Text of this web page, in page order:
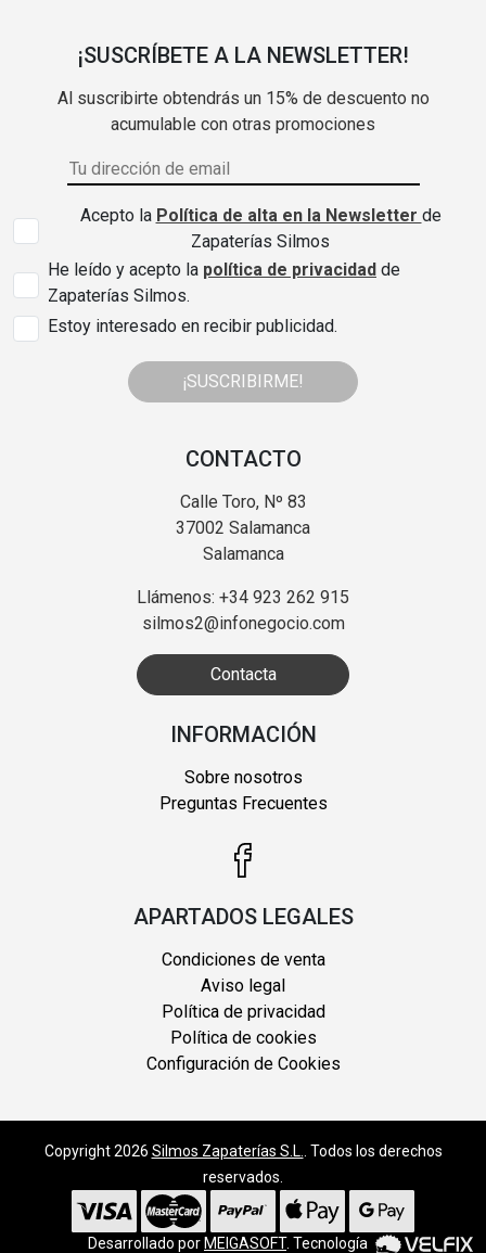
¡SUSCRÍBETE A LA NEWSLETTER!
Al suscribirte obtendrás un 15% de descuento no
acumulable con otras promociones
Acepto la Política de alta en la Newsletter de
Zapaterías Silmos
He leído y acepto la política de privacidad de
Zapaterías Silmos.
Estoy interesado en recibir publicidad.
¡SUSCRIBIRME!
CONTACTO
Calle Toro, Nº 83
37002 Salamanca
Salamanca
Llámenos: +34 923 262 915
silmos2@infonegocio.com
Contacta
INFORMACIÓN
Sobre nosotros
Preguntas Frecuentes
APARTADOS LEGALES
Condiciones de venta
Aviso legal
Política de privacidad
Política de cookies
Configuración de Cookies
Copyright 2026 Silmos Zapaterías S.L.
. Todos los derechos
reservados.
Desarrollado por MEIGASOFT. Tecnología